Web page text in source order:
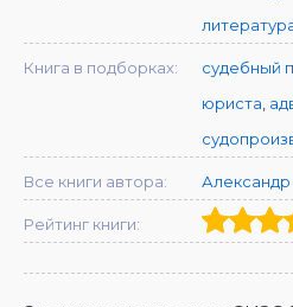
Книга в подборках: судебный
юриста
Все книги автора: Александр
Рейтинг книги: